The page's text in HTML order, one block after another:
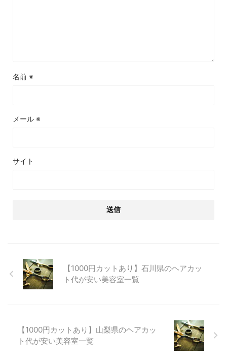
名前 ※
メール ※
サイト
【1000円カットあり】石川県のヘアカッ
ト代が安い美容室一覧
【1000円カットあり】山梨県のヘアカッ
ト代が安い美容室一覧